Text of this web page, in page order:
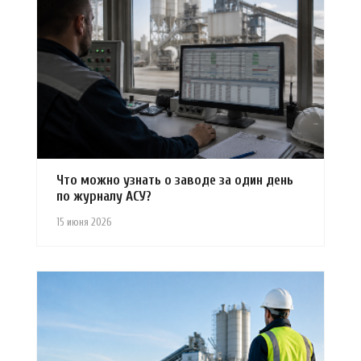
15 июня 2026
Что можно узнать о заводе за один день
по журналу АСУ?